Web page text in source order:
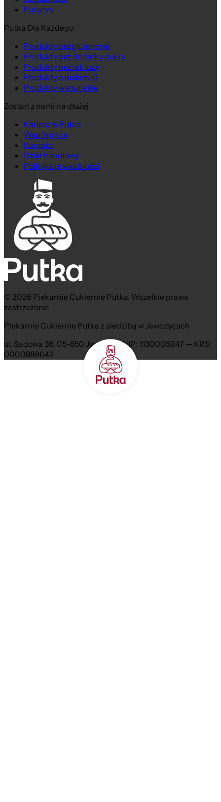
Putwory
Putka Dla Każdego
Produkty bezglutenowe
Produkty bez dodatku cukru
Produkty bez laktozy
Produkty o niskim IG
Produkty wegańskie
Zostań z nami na dłużej
Kariera w Putce
Współpraca
Kontakt
Dział handlowy
Polityka prywatności
© 2026 Piekarnie Cukiernie Putka. Wszelkie prawa
zastrzeżone.
Piekarnie Cukiernie Putka z siedzibą w Jawczycach
ul. Sadowa 36, 05-850 Jawczyce NIP: 1130005947 — KRS:
0000889642